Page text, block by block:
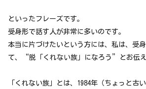
といったフレーズです。
受身形で話す人が非常に多いのです。
本当に片づけたいという方には、私は、受
て、“脱「くれない族」になろう”とお伝え
「くれない族」とは、1984年（ちょっと古